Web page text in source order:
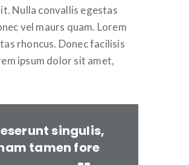
Nulla convallis egestas
vel maurs quam. Lorem
rhoncus. Donec facilisis
ipsum dolor sit amet,
singulis,
tamen fore